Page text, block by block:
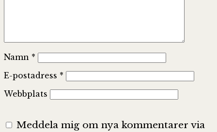
Namn *
E-postadress *
Webbplats
Meddela mig om nya kommentarer via